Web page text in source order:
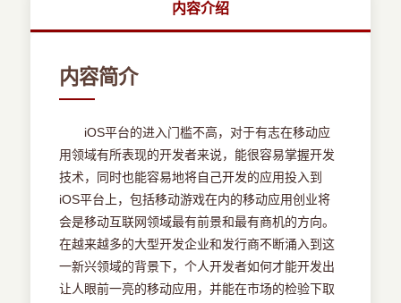
内容介绍
内容简介
iOS平台的进入门槛不高，对于有志在移动应
用领域有所表现的开发者来说，能很容易掌握开发
技术，同时也能容易地将自己开发的应用投入到
iOS平台上，包括移动游戏在内的移动应用创业将
会是移动互联网领域最有前景和最有商机的方向。
在越来越多的大型开发企业和发行商不断涌入到这
一新兴领域的背景下，个人开发者如何才能开发出
让人眼前一亮的移动应用，并能在市场的检验下取